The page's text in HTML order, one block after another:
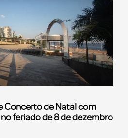
Concerto de Natal com
feriado de 8 de dezembro